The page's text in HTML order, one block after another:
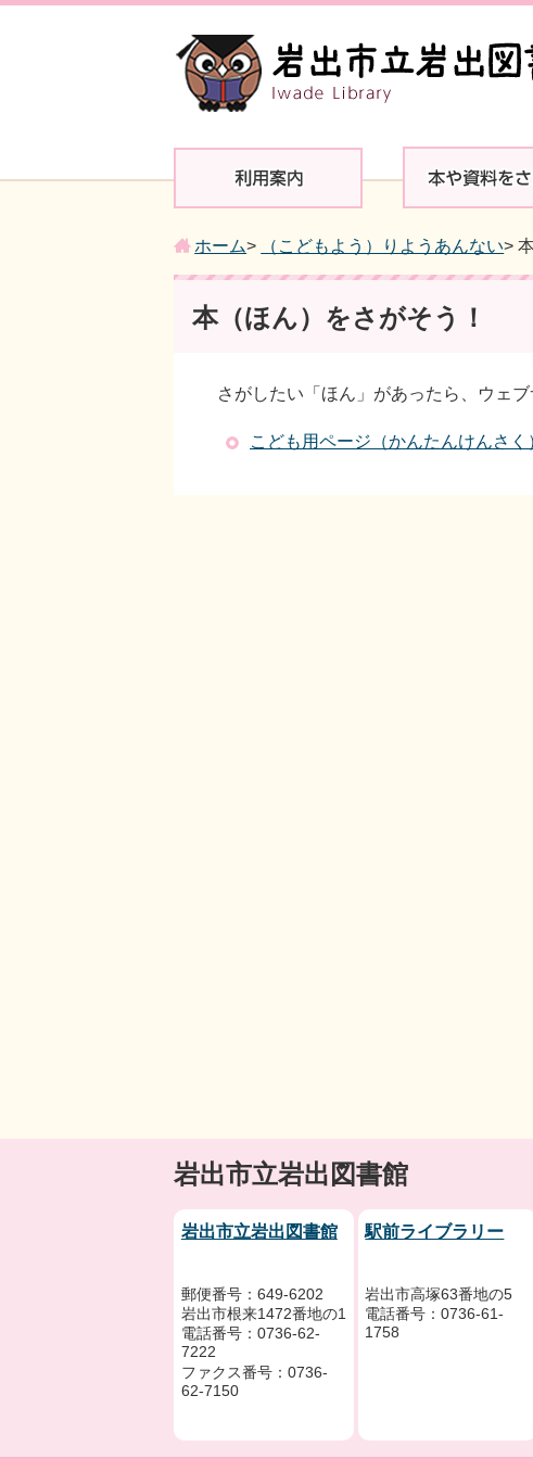
ホーム> （こどもよう）りようあんない>
本（ほん）をさがそう！
さがしたい「ほん」があったら、ウェ
こども用ページ（かんたんけんさく
岩出市立岩出図書館
岩出市立岩出図書館
郵便番号：649-6202
岩出市根来1472番地の1
電話番号：0736-62-
7222
ファクス番号：0736-
62-7150
駅前ライブラリー
岩出市高塚63番地の5
電話番号：0736-61-
1758